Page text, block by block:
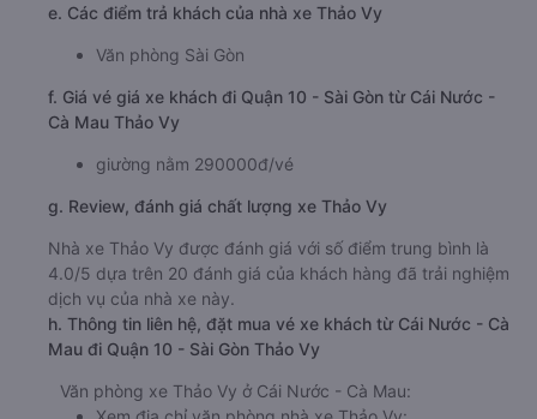
e. Các điểm trả khách của nhà xe Thảo Vy
Văn phòng Sài Gòn
f. Giá vé giá xe khách đi Quận 10 - Sài Gòn từ Cái Nước -
Cà Mau Thảo Vy
giường nằm 290000đ/vé
g. Review, đánh giá chất lượng xe Thảo Vy
Nhà xe Thảo Vy được đánh giá với số điểm trung bình là
4.0/5 dựa trên 20 đánh giá của khách hàng đã trải nghiệm
dịch vụ của nhà xe này.
h. Thông tin liên hệ, đặt mua vé xe khách từ Cái Nước - Cà
Mau đi Quận 10 - Sài Gòn Thảo Vy
Văn phòng xe Thảo Vy ở Cái Nước - Cà Mau: